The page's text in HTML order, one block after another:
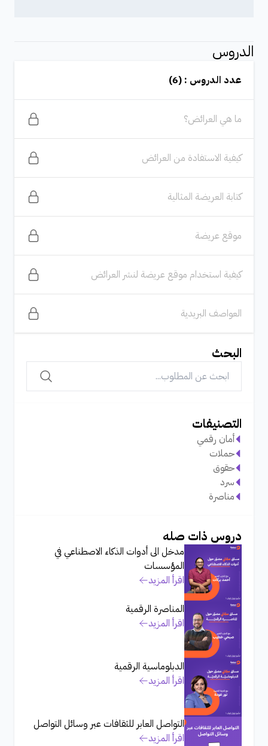
الدروس
عدد الدروس : (6)
ما هي العرائض؟
كيفية الاستفادة من العرائض
كتابة العريضة المثالية
موقع عريضة
كيفية استخدام موقع عريضة لنشر العرائض
العواصف البريدية
البحث
التصنيفات
أمان رقمي
حملات
حقوق
سرد
مناصرة
دروس ذات صله
مدخل الى أدوات الذكاء الاصطناعي في
المؤسسات
اقرأ المزيد
المناصرة الرقمية
اقرأ المزيد
الدبلوماسية الرقمية
اقرأ المزيد
التواصل العابر للثقافات عبر وسائل التواصل
اقرأ المزيد